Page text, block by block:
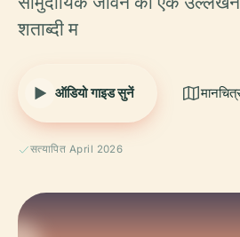
शताब्दी म
ऑडियो गाइड सुनें
सत्यापित April 2026